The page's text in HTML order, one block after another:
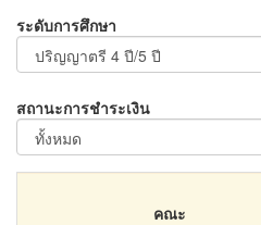
ระดับการศึกษา
สถานะการชำระเงิน
คณะ